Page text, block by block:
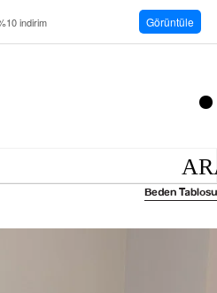
Beden Tablosu
indirim Görüntüle